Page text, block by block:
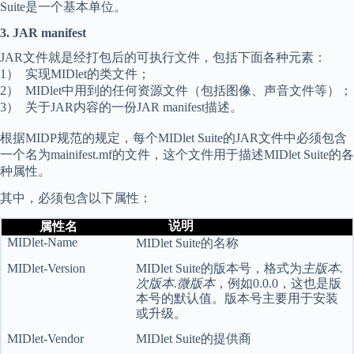
Suite是一个基本单位。
3. JAR manifest
JAR文件就是经打包后的可执行文件，包括下面各种元素：
1） 实现MIDlet的类文件；
2） MIDlet中用到的任何资源文件（包括图像、声音文件等）；
3） 关于JAR内容的一份JAR manifest描述。
根据MIDP规范的规定，每个MIDlet Suite的JAR文件中必须包含
一个名为mainifest.mf的文件，这个文件用于描述MIDlet Suite的各
种属性。
其中，必须包含以下属性：
属性名 说明
MIDlet-Name MIDlet Suite的名称
MIDlet-Version
MIDlet Suite的版本号，格式为 主版本.
次版本.微版本，例如0.0.0 ，这也是版
本号的默认值。版本号主要用于安装
或升级。
MIDlet-Vendor
MIDlet Suite的提供商